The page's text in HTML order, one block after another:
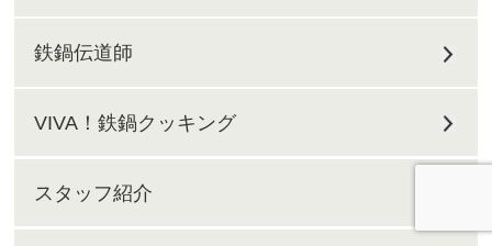
鉄鍋伝道師
VIVA！鉄鍋クッキング
スタッフ紹介